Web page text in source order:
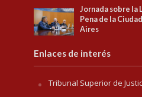
Jornada sobre la
Pena de la
Aires
Enlaces de interés
Tribunal Superior de